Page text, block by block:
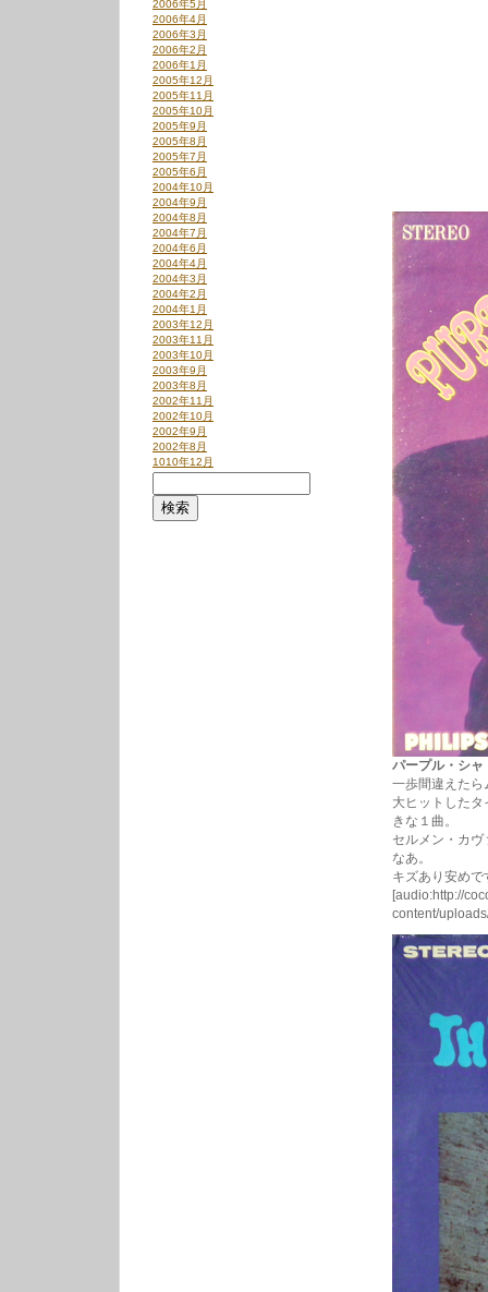
パープル・シ
一歩間違えたら
大ヒットした
きな１曲。
セルメン・カヴ
なあ。
キズあり安めで
[audio:http://
content/
2006年5月
2006年4月
2006年3月
2006年2月
2006年1月
2005年12月
2005年11月
2005年10月
2005年9月
2005年8月
2005年7月
2005年6月
2004年10月
2004年9月
2004年8月
2004年7月
2004年6月
2004年4月
2004年3月
2004年2月
2004年1月
2003年12月
2003年11月
2003年10月
2003年9月
2003年8月
2002年11月
2002年10月
2002年9月
2002年8月
1010年12月